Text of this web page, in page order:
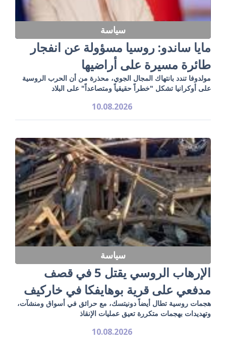
سياسة
مايا ساندو: روسيا مسؤولة عن انفجار
طائرة مسيرة على أراضيها
مولدوفا تندد بانتهاك المجال الجوي، محذرة من أن الحرب الروسية
على أوكرانيا تشكل "خطراً حقيقياً ومتصاعداً" على البلاد
10.08.2026
سياسة
الإرهاب الروسي يقتل 5 في قصف
مدفعي على قرية بوهايفكا في خاركيف
هجمات روسية تطال أيضاً دونيتسك، مع حرائق في أسواق ومنشآت،
وتهديدات بهجمات متكررة تعيق عمليات الإنقاذ
10.08.2026